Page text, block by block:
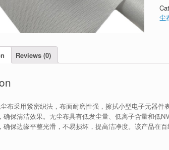
尘
Reviews (0)
布采用紧密织法，布面耐磨性强，擦拭小型电子元器
确保清洁效果。无尘布具有低发尘量、低离子含量和低
确保边缘平整光滑，不易损坏，提高洁净度。该产品在